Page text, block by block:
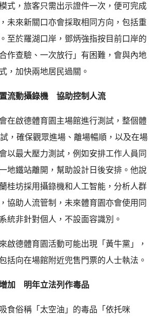
式，旅客只需出示證件一次，便可完成
未來新關口亦會採取相同方向，包括重
至於羅湖口岸，鄧炳強指按目前口岸的
作查驗、一次放行」有困難，會與內地
，加快兩地居民過關。
流動攝錄機 協助控制人流
在啟德體育園主場館進行測試，整個體
，確保觀眾進場、離場暢順，以及在場
以最大壓力測試，例如安排工作人員同
地鐵站離開，幫助設計日後安排。他說
桂坊採用攝錄機和人工智能，分析人群
協助人流管制，未來體育園亦會使用同
統非針對個人，不設面容識別。
啟德體育園活動可能出現「黃牛黨」，
括向在場館附近兜售門票的人士執法。
增加 明年立法列作毒品
食俗稱「太空油」的毒品「依托咪